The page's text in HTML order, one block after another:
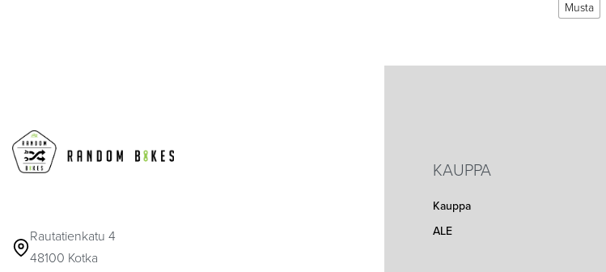
Musta
Rautatienkatu 4
48100 Kotka
KAUPPA
Kauppa
ALE